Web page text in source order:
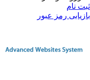
نام
رمز عبور